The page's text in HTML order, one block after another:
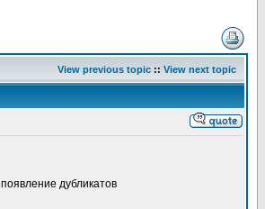
View previous topic :: View next topic
дубликатов